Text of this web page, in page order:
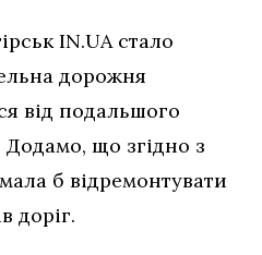
IN.UA стало
дорожня
від подальшого
що згідно з
б відремонтувати
доріг.